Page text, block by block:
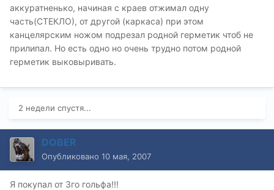
аккуратненько, начиная с краев отжимал одну
часть(СТЕКЛО), от другой (каркаса) при этом
канцелярским ножом подрезал родной герметик чтоб не
прилипал. Но есть одно но очень трудно потом родной
герметик выковыривать.
2 недели спустя...
DOBER
Опубликовано 10 мая, 2007
Я покупал от 3го гольфа!!!